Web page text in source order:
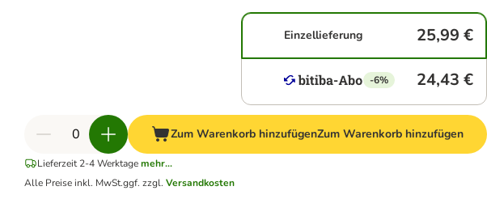
Einzellieferung 25,99 €
-6% 24,43 €
Zum Warenkorb hinzufügenZum Warenkorb hinzufügen
Lieferzeit 2-4 Werktage mehr...
Alle Preise inkl. MwSt.ggf. zzgl.Versandkosten